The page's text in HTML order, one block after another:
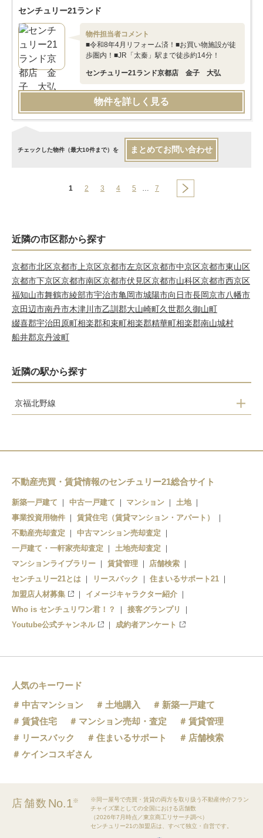
センチュリー21ランド
物件担当者コメント
■令和8年4月リフォーム済！■お買い物施設が徒
歩圏内！■JR「太秦」駅まで徒歩約14分！
センチュリー21ランド京都店 金子 大弘
物件を詳しく見る
チェックした物件（最大10件まで）を まとめてお問い合わせ
1 2 3 4 5 … 7
近隣の市区郡から探す
京都市北区京都市上京区京都市左京区京都市中京区京都市東山区
京都市下京区京都市南区京都市伏見区京都市山科区京都市西京区
福知山市舞鶴市綾部市宇治市亀岡市城陽市向日市長岡京市八幡市
京田辺市南丹市木津川市乙訓郡大山崎町久世郡久御山町
綴喜郡宇治田原町相楽郡和束町相楽郡精華町相楽郡南山城村
船井郡京丹波町
近隣の駅から探す
京福北野線
常盤
帷子ノ辻
不動産売買・賃貸情報のセンチュリー21総合サイト
新築一戸建て 中古一戸建て マンション
土地
事業投資用物件
賃貸住宅（賃貸マンション・アパート）
不動産売却査定
中古マンション売却査定
一戸建て・一軒家売却査定
土地売却査定
マンションライブラリー
賃貸管理
店舗検索
センチュリー21とは
リースバック
住まいるサポート21
加盟店人材募集
イメージキャラクター紹介
Who is センチュリワン君！？
接客グランプリ
Youtube公式チャンネル
成約者アンケート
人気のキーワード
中古マンション
土地購入
新築一戸建て
賃貸住宅
マンション売却・査定
賃貸管理
リースバック
住まいるサポート
店舗検索
ケインコスギさん
店舗数 No.1※
※同一屋号で売買・賃貸の両方を取り扱う不動産仲介フラン
チャイズ業としての全国における店舗数
（2026年7月時点／東京商工リサーチ調べ）
センチュリー21の加盟店は、すべて独立・自営です。